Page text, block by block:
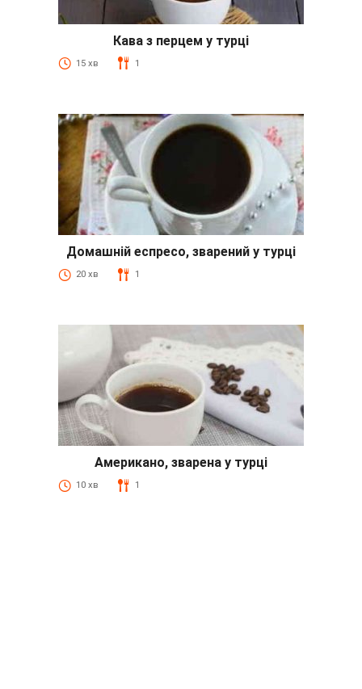
Кава з перцем у турці
15 хв 1
Домашній еспресо, зварений у турці
20 хв 1
Американо, зварена у турці
10 хв 1